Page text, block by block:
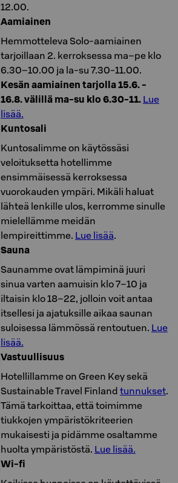
12.00.
Aamiainen
Hemmotteleva Solo-aamiainen
tarjoillaan 2. kerroksessa ma–pe klo
6.30–10.00 ja la-su 7.30-11.00.
Kesän aamiainen tarjolla 15.6. -
16.8. välillä ma-su klo 6.30-11. Lue
lisää.
Kuntosali
Kuntosalimme on käytössäsi
veloituksetta hotellimme
ensimmäisessä kerroksessa
vuorokauden ympäri. Mikäli haluat
lähteä lenkille ulos, kerromme sinulle
mielellämme meidän
lempireittimme. Lue lisää.
Sauna
Saunamme ovat lämpiminä juuri
sinua varten aamuisin klo 7–10 ja
iltaisin klo 18–22, jolloin voit antaa
itsellesi ja ajatuksille aikaa saunan
suloisessa lämmössä rentoutuen. Lue
lisää.
Vastuullisuus
Hotellillamme on Green Key sekä
Sustainable Travel Finland tunnukset.
Tämä tarkoittaa, että toimimme
tiukkojen ympäristökriteerien
mukaisesti ja pidämme osaltamme
huolta ympäristöstä. Lue lisää.
Wi-fi